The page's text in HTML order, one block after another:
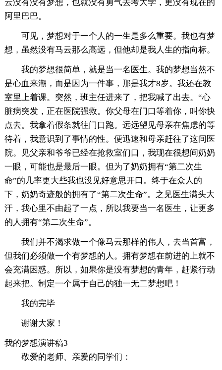
云没有没有梦想，也就没有勇气去考大学，更没有现在的
阿里巴巴。
可见，梦想对于一个人的一生是多么重要。我也有梦
想，虽然没有马云那么高远，但他却是我人生的指向标。
我的梦想很简单，就是当一名医生。我的梦想当然不
是心血来潮，而是因为一件事，那是我才8岁。我还在教
室里上着课。突然，班主任进来了，把我喊了出去。“心
脏病突发，正在医院强救。你父母在门口等着你，叫你快
点去。我拿着假条就往门口跑。远远望见母亲在焦虑的等
待着，我意识到了事情的性。便迅速和母亲赶往了这间医
院。见父亲和爷爷已经在抢救室们口，我现在很想间奶奶
一眼，可能也是最后一眼。但为了奶奶拥有“第二次生
命”的几率更大些我也没见好意思开口。终于在众人的
下，奶奶奇迹般的拥有了“第二次生命”。之见医生满头大
汗，我心里不由起了一点，所以我要当一名医生，让更多
的人拥有“第二次生命”。
我们并不渴求做一个像马云那样的伟人，去当首富，
但我们必须做一个有梦想的人。拥有梦想在前进的上就不
会充满困惑。所以，如果你是没有梦想的青年，赶紧行动
起来把。制定一个属于自己的独一无二梦想吧！
我的完毕
谢谢大家！
我的梦想演讲稿3
敬爱的老师、亲爱的同学们：